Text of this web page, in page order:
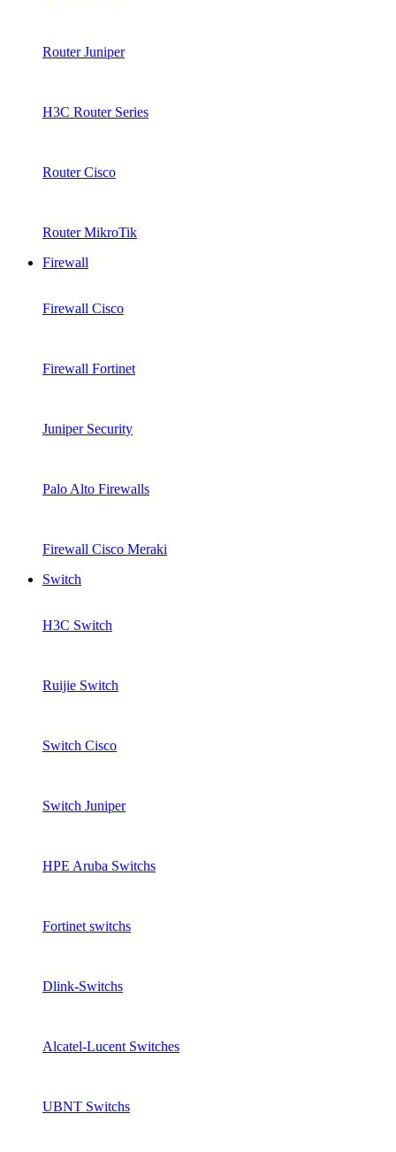
Router Juniper
H3C Router Series
Router Cisco
Router MikroTik
Firewall
Firewall Cisco
Firewall Fortinet
Juniper Security
Palo Alto Firewalls
Firewall Cisco Meraki
Switch
H3C Switch
Ruijie Switch
Switch Cisco
Switch Juniper
HPE Aruba Switchs
Fortinet switchs
Dlink-Switchs
Alcatel-Lucent Switches
UBNT Switchs